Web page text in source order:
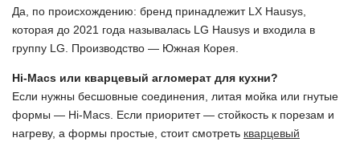
Да, по происхождению: бренд принадлежит LX Hausys,
которая до 2021 года называлась LG Hausys и входила в
группу LG. Производство — Южная Корея.
Hi-Macs или кварцевый агломерат для кухни?
Если нужны бесшовные соединения, литая мойка или гнутые
формы — Hi-Macs. Если приоритет — стойкость к порезам и
нагреву, а формы простые, стоит смотреть кварцевый